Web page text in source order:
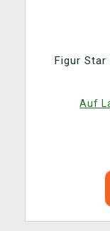
Figur
Auf